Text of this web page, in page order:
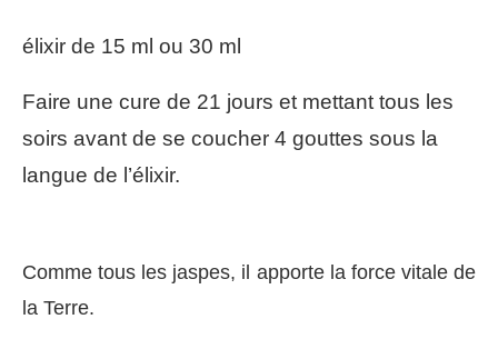
élixir de 15 ml ou 30 ml
Faire une cure de 21 jours et mettant tous les
soirs avant de se coucher 4 gouttes sous la
langue de l’élixir.
Comme tous les jaspes, il apporte la force vitale de
la Terre.